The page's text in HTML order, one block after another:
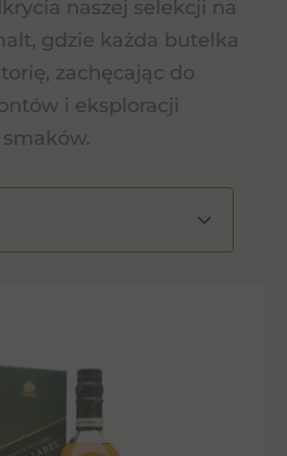
naszej selekcji na
gdzie każda butelka
zachęcając do
i eksploracji